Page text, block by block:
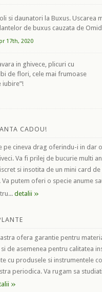
si daunatori la Buxus. Uscarea
de buxus cauzata de
17th, 2020
in ghivece, plicuri cu
de flori, cele mai frumoase
iubire”!
CADOU!
pe cineva drag oferindu-i in dar
Va fi prilej de bucurie multi
si insotita de un mini card de
putem oferi o specie anume
detalii »
ofera garantie pentru
de asemenea pentru calitatea
cu produsele si instrumentele
periodica. Va rugam sa
»